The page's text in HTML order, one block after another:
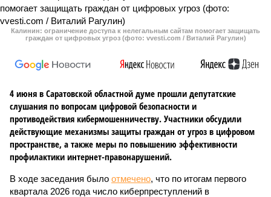
Калинин: ограничение доступа к нелегальным сайтам помогает защищать
граждан от цифровых угроз (фото: vvesti.com / Виталий Рагулин)
4 июня в Саратовской областной думе прошли депутатские
слушания по вопросам цифровой безопасности и
противодействия кибермошенничеству. Участники обсудили
действующие механизмы защиты граждан от угроз в цифровом
пространстве, а также меры по повышению эффективности
профилактики интернет-правонарушений.
В ходе заседания было отмечено, что по итогам первого
квартала 2026 года число киберпреступлений в